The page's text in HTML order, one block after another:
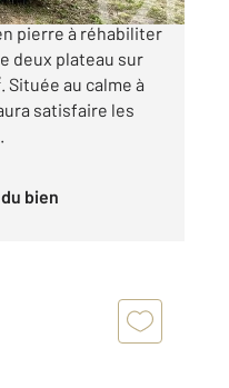
propose en
pierre à réhabiliter
deux plateau sur
Située au calme à
satisfaire les
du bien